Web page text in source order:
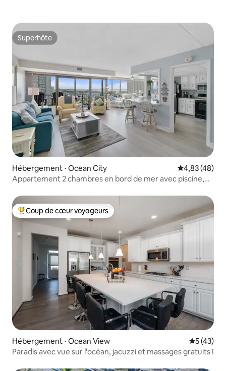
Superhôte
Superhôte
Hébergement ⋅ Ocean City Évaluation
4,83 (48)
Appartement 2 chambres en bord de mer avec piscine,
Coups de cœur voyageurs les plus appréciés
Coup de cœur voyageurs
Hébergement ⋅ Ocean View
5 (43)
Paradis avec vue sur l'océan, jacuzzi et massages gratuits !